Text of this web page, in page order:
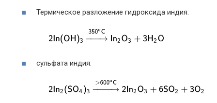
Термическое разложение гидроксида индия:
сульфата индия: